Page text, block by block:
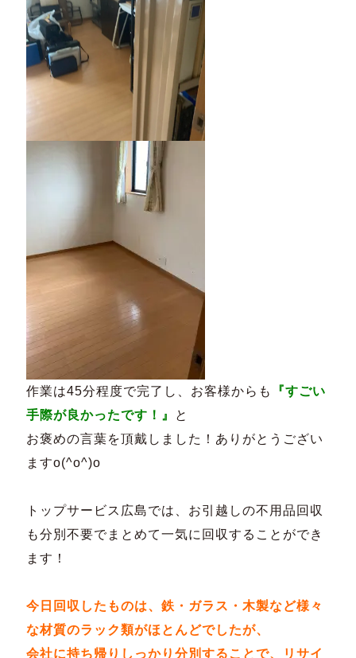
作業は45分程度で完了し、お客様からも
『すごい
手際が良かったです！』
と
お褒めの言葉を頂戴しました！ありがとうござい
ますo(^o^)o
トップサービス広島では、お引越しの不用品回収
も分別不要でまとめて一気に回収することができ
ます！
今日回収したものは、鉄・ガラス・木製など様々
な材質のラック類がほとんどでしたが、
会社に持ち帰りしっかり分別することで、リサイ